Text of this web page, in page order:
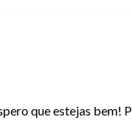
que estejas bem!